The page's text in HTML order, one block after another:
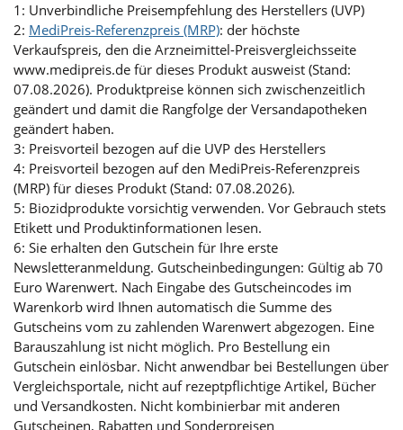
1: Unverbindliche Preisempfehlung des Herstellers (UVP)
2: MediPreis-Referenzpreis (MRP): der höchste
Verkaufspreis, den die Arzneimittel-Preisvergleichsseite
www.medipreis.de für dieses Produkt ausweist (Stand:
07.08.2026). Produktpreise können sich zwischenzeitlich
geändert und damit die Rangfolge der Versandapotheken
geändert haben.
3: Preisvorteil bezogen auf die UVP des Herstellers
4: Preisvorteil bezogen auf den MediPreis-Referenzpreis
(MRP) für dieses Produkt (Stand: 07.08.2026).
5: Biozidprodukte vorsichtig verwenden. Vor Gebrauch stets
Etikett und Produktinformationen lesen.
6: Sie erhalten den Gutschein für Ihre erste
Newsletteranmeldung. Gutscheinbedingungen: Gültig ab 70
Euro Warenwert. Nach Eingabe des Gutscheincodes im
Warenkorb wird Ihnen automatisch die Summe des
Gutscheins vom zu zahlenden Warenwert abgezogen. Eine
Barauszahlung ist nicht möglich. Pro Bestellung ein
Gutschein einlösbar. Nicht anwendbar bei Bestellungen über
Vergleichsportale, nicht auf rezeptpflichtige Artikel, Bücher
und Versandkosten. Nicht kombinierbar mit anderen
Gutscheinen, Rabatten und Sonderpreisen